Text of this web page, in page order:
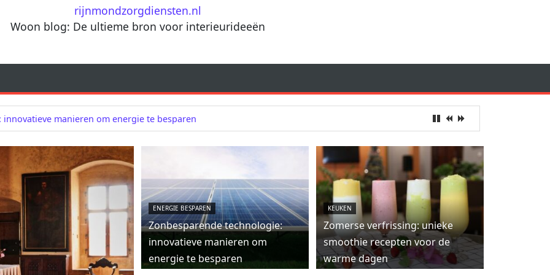
rijnmondzorgdiensten.nl
Woon blog: De ultieme bron voor interieurideeën
manieren om energie te besparen
ENERGIE BESPAREN
Zonbesparende technologie:
innovatieve manieren om
energie te besparen
KEUKEN
Zomerse verfrissing: unieke
smoothie recepten voor de
warme dagen